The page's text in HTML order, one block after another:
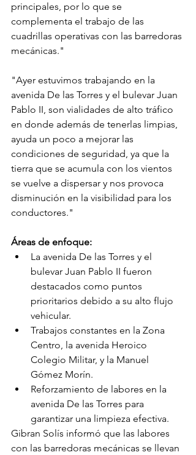
principales, por lo que se
complementa el trabajo de las
cuadrillas operativas con las barredoras
mecánicas."
"Ayer estuvimos trabajando en la
avenida De las Torres y el bulevar Juan
Pablo II, son vialidades de alto tráfico
en donde además de tenerlas limpias,
ayuda un poco a mejorar las
condiciones de seguridad, ya que la
tierra que se acumula con los vientos
se vuelve a dispersar y nos provoca
disminución en la visibilidad para los
conductores."
Áreas de enfoque:
La avenida De las Torres y el
bulevar Juan Pablo II fueron
destacados como puntos
prioritarios debido a su alto flujo
vehicular.
Trabajos constantes en la Zona
Centro, la avenida Heroico
Colegio Militar, y la Manuel
Gómez Morín.
Reforzamiento de labores en la
avenida De las Torres para
garantizar una limpieza efectiva.
Gibran Solís informó que las labores
con las barredoras mecánicas se llevan